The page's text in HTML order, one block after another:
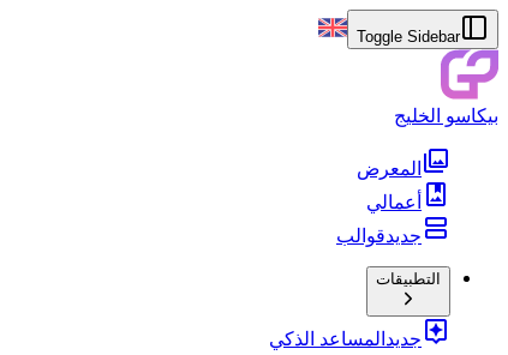
Toggle Sidebar
بيكاسو الخليج
المعرض
أعمالي
جديدقوالب
التطبيقات
جديد المساعد الذكي